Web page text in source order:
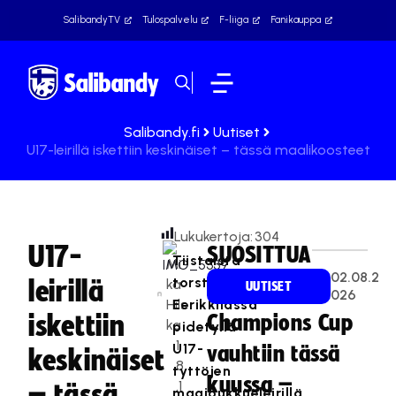
SalibandyTV Tulospalvelu F-liiga Fanikauppa
Salibandy.fi
Uutiset
U17-leirillä iskettiin keskinäiset – tässä maalikoosteet
U17-
leirillä
iskettiin
keskinäiset
Mi
ka
Hils
ka
1
8
.1
Lukukertoja: 304
Tiistaista
torstaihin
Eerikkilässä
pidetyllä
U17-
tyttöjen
SUOSITTUA
UUTISET
02.08.2
026
Champions Cup
vauhtiin tässä
kuussa –